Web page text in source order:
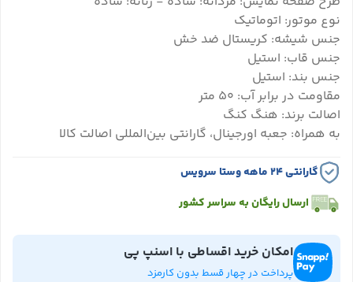
نوع موتور: اتوماتیک
جنس شیشه: کریستال ضد خش
جنس قاب: استیل
جنس بند: استیل
مقاومت در برابر آب: 50 متر
اصالت برند: هنگ کنگ
به همراه: جعبه اورجینال، گارانتی بین‌المللی اصالت کالا
گارانتی ۲۴ ماهه وستا سرویس
ارسال رایگان به سراسر کشور
امکان خرید اقساطی با اسنپ پی
پرداخت در چهار قسط بدون کارمزد